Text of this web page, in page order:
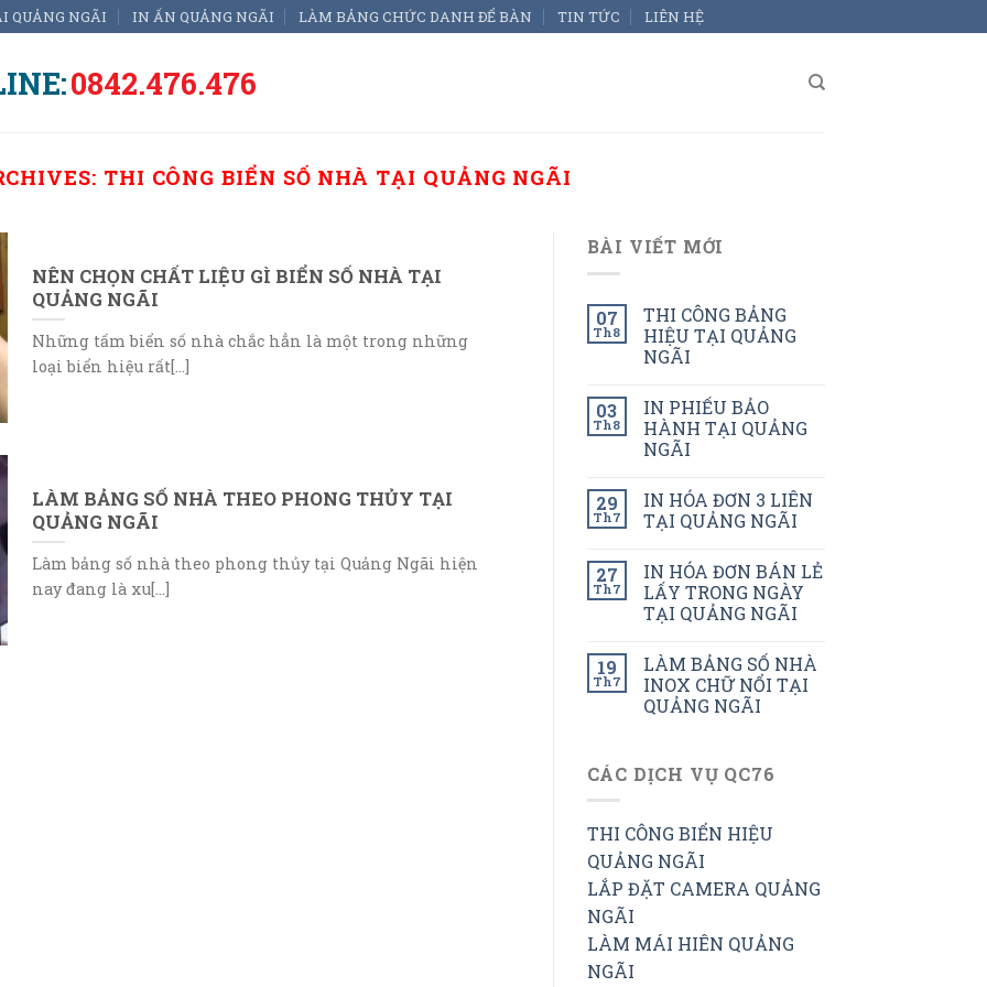
QUẢNG NGÃI IN ẤN QUẢNG NGÃI LÀM BẢNG CHỨC DANH ĐỂ BÀN TIN TỨC LIÊN HỆ
0842.476.476
THI CÔNG BIỂN SỐ NHÀ TẠI QUẢNG NGÃI
NÊN CHỌN CHẤT LIỆU GÌ BIỂN SỐ NHÀ TẠI
QUẢNG NGÃI
Những tấm biển số nhà chắc hẳn là một trong những
loại biển hiệu rất[...]
LÀM BẢNG SỐ NHÀ THEO PHONG THỦY TẠI
QUẢNG NGÃI
Làm bảng số nhà theo phong thủy tại Quảng Ngãi hiện
nay đang là xu[...]
BÀI VIẾT MỚI
07
Th8
THI CÔNG BẢNG
HIỆU TẠI QUẢNG
NGÃI
03
Th8
IN PHIẾU BẢO
HÀNH TẠI QUẢNG
NGÃI
29
Th7
IN HÓA ĐƠN 3 LIÊN
TẠI QUẢNG NGÃI
27
Th7
IN HÓA ĐƠN BÁN LẺ
LẤY TRONG NGÀY
TẠI QUẢNG NGÃI
19
Th7
LÀM BẢNG SỐ NHÀ
INOX CHỮ NỔI TẠI
QUẢNG NGÃI
CÁC DỊCH VỤ QC76
THI CÔNG BIỂN HIỆU
QUẢNG NGÃI
LẮP ĐẶT CAMERA QUẢNG
NGÃI
LÀM MÁI HIÊN QUẢNG
NGÃI